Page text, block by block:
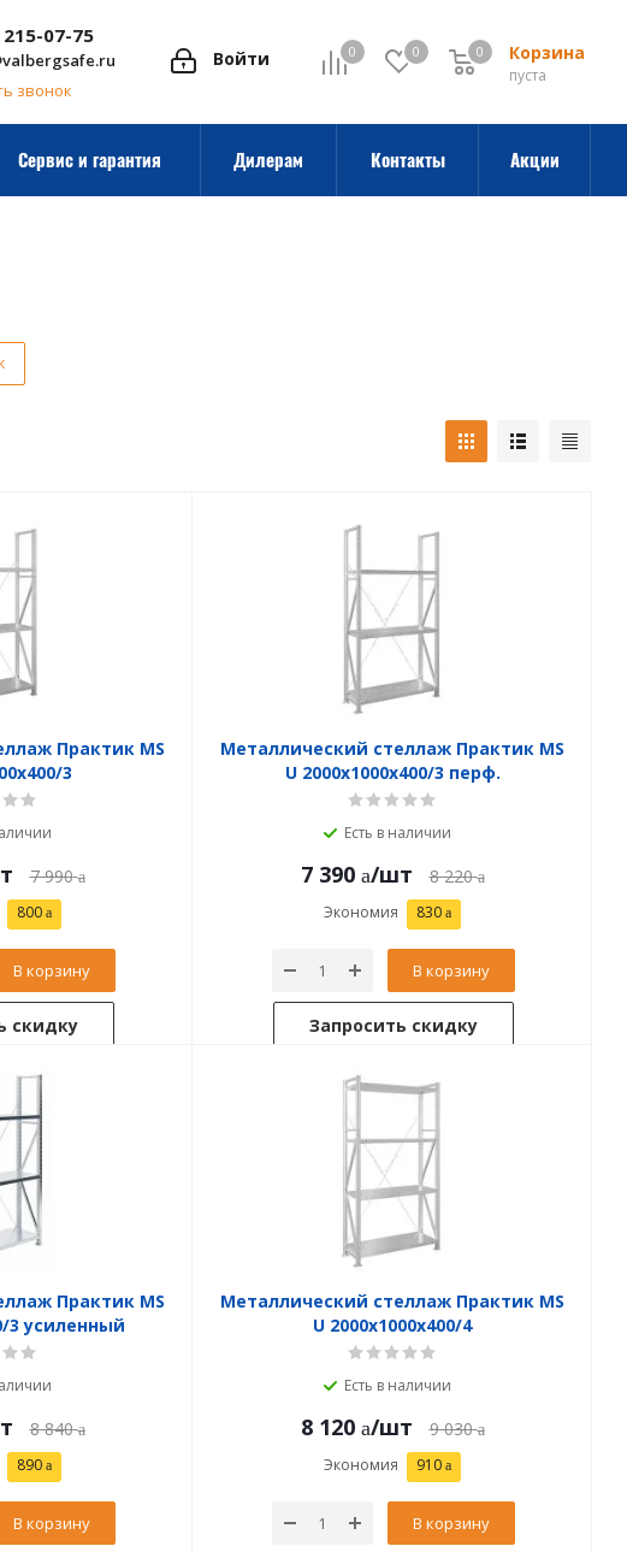
0 0 Корзина
0
пуста
0
Войти
07-75
звонок
Сервис и гарантия Дилерам Контакты Акции
Практик MS
3
7 990
800
В корзину
скидку
Металлический стеллаж Практик MS
U 2000x1000x400/3 перф.
Есть в наличии
7 390 /шт 8 220
Экономия 830
В корзину
Запросить скидку
Практик MS
3 усиленный
8 840
890
В корзину
Металлический стеллаж Практик MS
U 2000x1000x400/4
Есть в наличии
8 120 /шт 9 030
Экономия 910
В корзину